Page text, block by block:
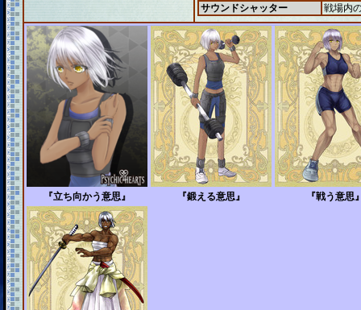
サウンドシャッター
戦場内
『立ち向かう意思』 『鍛える意思』 『戦う意思